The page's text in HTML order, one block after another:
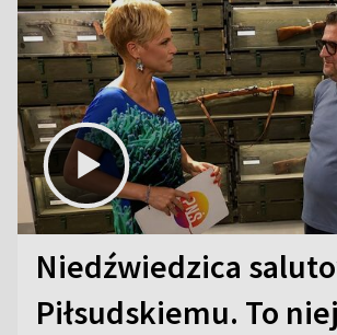
Niedźwiedzica
Piłsudskiemu. To